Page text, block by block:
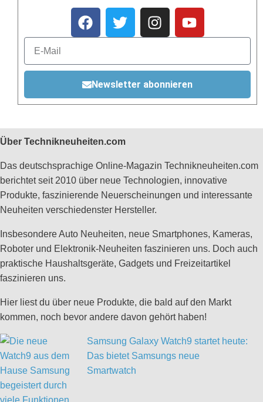
Newsletter abonnieren
Über Technikneuheiten.com
Das deutschsprachige Online-Magazin Technikneuheiten.com
berichtet seit 2010 über neue Technologien, innovative
Produkte, faszinierende Neuerscheinungen und interessante
Neuheiten verschiedenster Hersteller.
Insbesondere Auto Neuheiten, neue Smartphones, Kameras,
Roboter und Elektronik-Neuheiten faszinieren uns. Doch auch
praktische Haushaltsgeräte, Gadgets und Freizeitartikel
faszinieren uns.
Hier liest du über neue Produkte, die bald auf den Markt
kommen, noch bevor andere davon gehört haben!
Samsung Galaxy Watch9 startet heute:
Das bietet Samsungs neue
Smartwatch